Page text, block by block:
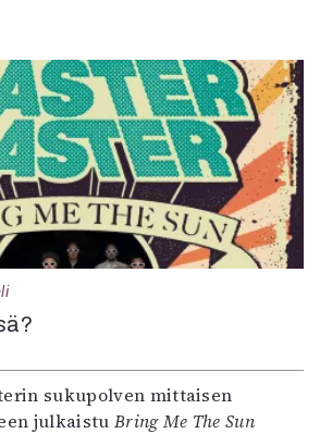
sukupolven mittaisen
julkaistu Bring Me The Sun